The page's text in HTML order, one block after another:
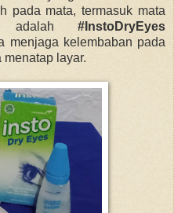
pada mata, termasuk mata
adalah #InstoDryEyes
menjaga kelembaban pada
layar.